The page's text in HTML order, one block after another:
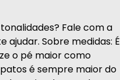
tonalidades? Fale com a
Sobre medidas: É
o pé maior como
é sempre maior do